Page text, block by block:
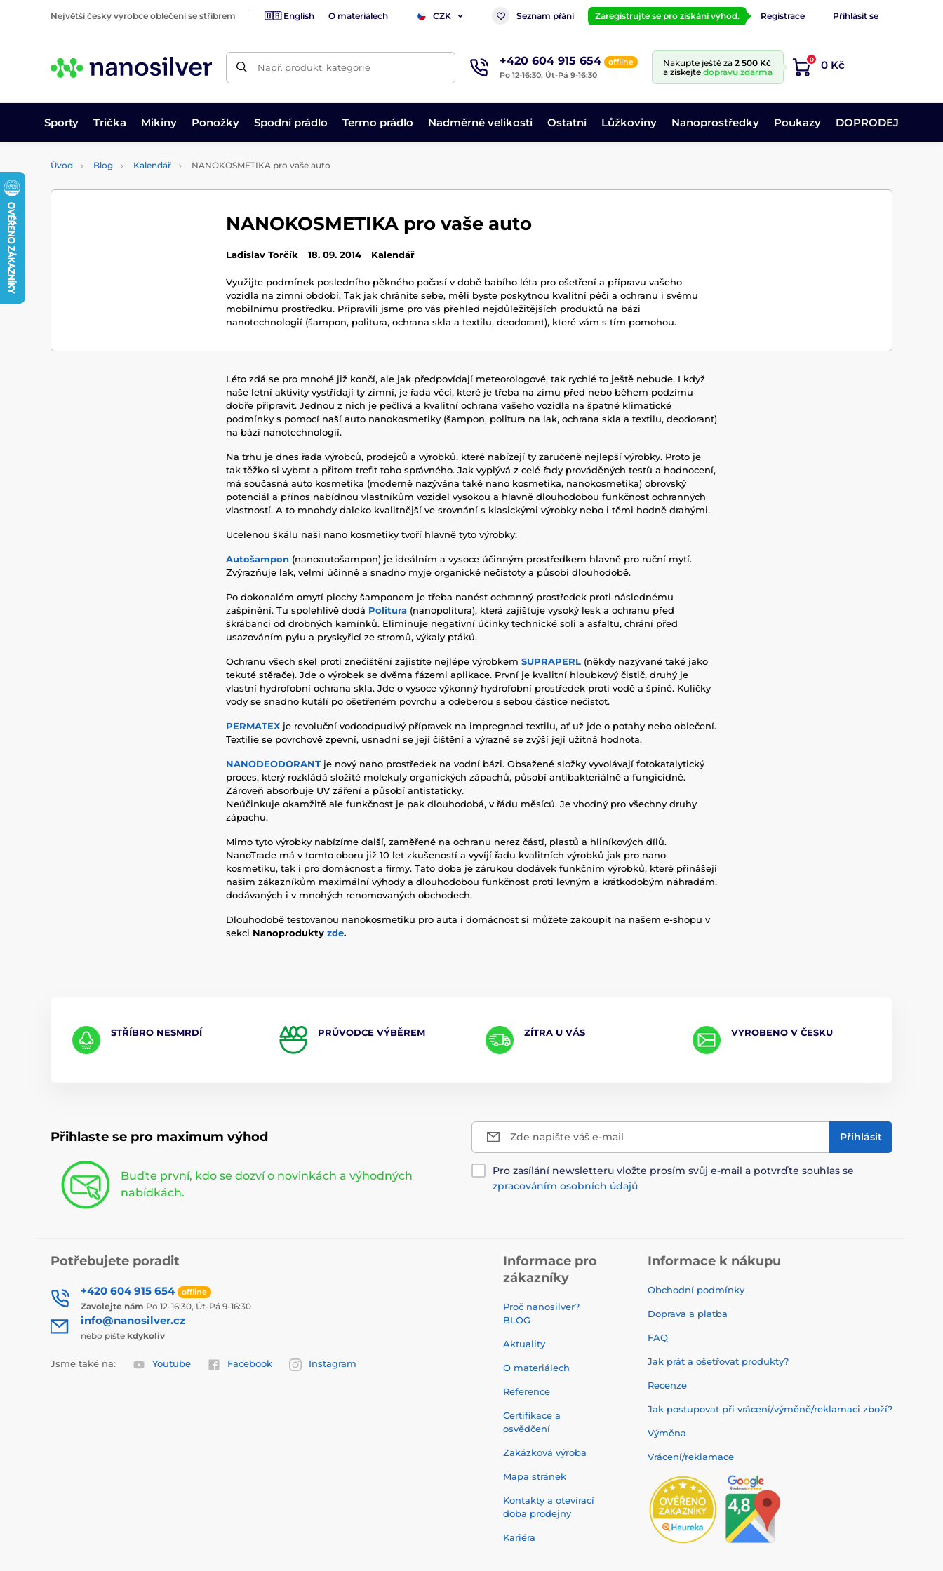
Největší český výrobce oblečení se stříbrem 🇬🇧 English O materiálech CZK Seznam přání Zaregistrujte se pro získání výhod. Registrace Přihlásit se
Např. produkt, kategorie +420 604 915 654
offline
Po 12-16:30, Út-Pá 9-16:30
Nakupte ještě za 2 500 Kč
a získejte dopravu zdarma
0 0 Kč
Sporty Trička Mikiny Ponožky Spodní prádlo Termo prádlo Nadměrné velikosti Ostatní Lůžkoviny Nanoprostředky Poukazy DOPRODEJ
Úvod Blog Kalendář NANOKOSMETIKA pro vaše auto
NANOKOSMETIKA pro vaše auto
Ladislav Torčík 18. 09. 2014 Kalendář
Využijte podmínek posledního pěkného počasí v době babího léta pro ošetření a přípravu vašeho
vozidla na zimní období. Tak jak chráníte sebe, měli byste poskytnou kvalitní péči a ochranu i svému
mobilnímu prostředku. Připravili jsme pro vás přehled nejdůležitějších produktů na bázi
nanotechnologií (šampon, politura, ochrana skla a textilu, deodorant), které vám s tím pomohou.
Léto zdá se pro mnohé již končí, ale jak předpovídají meteorologové, tak rychlé to ještě nebude. I když
naše letní aktivity vystřídají ty zimní, je řada věcí, které je třeba na zimu před nebo během podzimu
dobře připravit. Jednou z nich je pečlivá a kvalitní ochrana vašeho vozidla na špatné klimatické
podmínky s pomocí naší auto nanokosmetiky (šampon, politura na lak, ochrana skla a textilu, deodorant)
na bázi nanotechnologií.
Na trhu je dnes řada výrobců, prodejců a výrobků, které nabízejí ty zaručeně nejlepší výrobky. Proto je
tak těžko si vybrat a přitom trefit toho správného. Jak vyplývá z celé řady prováděných testů a hodnocení,
má současná auto kosmetika (moderně nazývána také nano kosmetika, nanokosmetika) obrovský
potenciál a přínos nabídnou vlastníkům vozidel vysokou a hlavně dlouhodobou funkčnost ochranných
vlastností. A to mnohdy daleko kvalitnější ve srovnání s klasickými výrobky nebo i těmi hodně drahými.
Ucelenou škálu naši nano kosmetiky tvoří hlavně tyto výrobky:
Autošampon (nanoautošampon) je ideálním a vysoce účinným prostředkem hlavně pro ruční mytí.
Zvýrazňuje lak, velmi účinně a snadno myje organické nečistoty a působí dlouhodobě.
Po dokonalém omytí plochy šamponem je třeba nanést ochranný prostředek proti následnému
zašpinění. Tu spolehlivě dodá Politura (nanopolitura), která zajišťuje vysoký lesk a ochranu před
škrábanci od drobných kamínků. Eliminuje negativní účinky technické soli a asfaltu, chrání před
usazováním pylu a pryskyřicí ze stromů, výkaly ptáků.
Ochranu všech skel proti znečištění zajistíte nejlépe výrobkem SUPRAPERL (někdy nazývané také jako
tekuté stěrače). Jde o výrobek se dvěma fázemi aplikace. První je kvalitní hloubkový čistič, druhý je
vlastní hydrofobní ochrana skla. Jde o vysoce výkonný hydrofobní prostředek proti vodě a špíně. Kuličky
vody se snadno kutálí po ošetřeném povrchu a odeberou s sebou částice nečistot.
PERMATEX je revoluční vodoodpudivý přípravek na impregnaci textilu, ať už jde o potahy nebo oblečení.
Textilie se povrchově zpevní, usnadní se její čištění a výrazně se zvýší její užitná hodnota.
NANODEODORANT je nový nano prostředek na vodní bázi. Obsažené složky vyvolávají fotokatalytický
proces, který rozkládá složité molekuly organických zápachů, působí antibakteriálně a fungicidně.
Zároveň absorbuje UV záření a působí antistaticky.
Neúčinkuje okamžitě ale funkčnost je pak dlouhodobá, v řádu měsíců. Je vhodný pro všechny druhy
zápachu.
Mimo tyto výrobky nabízíme další, zaměřené na ochranu nerez částí, plastů a hliníkových dílů.
NanoTrade má v tomto oboru již 10 let zkušeností a vyvíjí řadu kvalitních výrobků jak pro nano
kosmetiku, tak i pro domácnost a firmy. Tato doba je zárukou dodávek funkčním výrobků, které přinášejí
našim zákazníkům maximální výhody a dlouhodobou funkčnost proti levným a krátkodobým náhradám,
dodávaných i v mnohých renomovaných obchodech.
Dlouhodobě testovanou nanokosmetiku pro auta i domácnost si můžete zakoupit na našem e-shopu v
sekci Nanoprodukty zde.
STŘÍBRO NESMRDÍ PRŮVODCE VÝBĚREM ZÍTRA U VÁS VYROBENO V ČESKU
Přihlaste se pro maximum výhod
Buďte první, kdo se dozví o novinkách a výhodných
nabídkách.
Zde napište váš e-mail Přihlásit
Pro zasílání newsletteru vložte prosím svůj e-mail a potvrďte souhlas se
zpracováním osobních údajů
Potřebujete poradit
+420 604 915 654 offline
Zavolejte nám Po 12-16:30, Út-Pá 9-16:30
info@nanosilver.cz
nebo pište kdykoliv
Jsme také na: Youtube Facebook Instagram
Informace pro
zákazníky
Proč nanosilver?
BLOG
Aktuality
O materiálech
Reference
Certifikace a
osvědčení
Zakázková výroba
Mapa stránek
Kontakty a otevírací
doba prodejny
Kariéra
Informace k nákupu
Obchodní podmínky
Doprava a platba
FAQ
Jak prát a ošetřovat produkty?
Recenze
Jak postupovat při vrácení/výměně/reklamaci zboží?
Výměna
Vrácení/reklamace